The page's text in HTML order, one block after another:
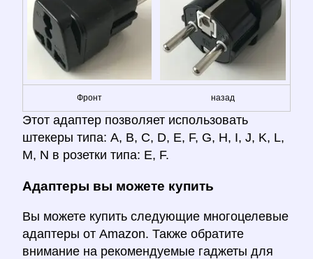
Фронт назад
Этот адаптер позволяет использовать
штекеры типа: A, B, C, D, E, F, G, H, I, J, K, L,
M, N в розетки типа: E, F.
Адаптеры вы можете купить
Вы можете купить следующие многоцелевые
адаптеры от Amazon. Также обратите
внимание на рекомендуемые гаджеты для